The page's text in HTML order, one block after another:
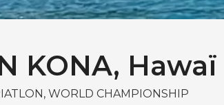
KONA, Hawaï
, WORLD CHAMPIONSHIP